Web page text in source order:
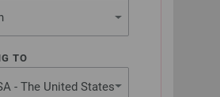
TO
- The United States
Разм. 38 -
около 600 -
650 гр